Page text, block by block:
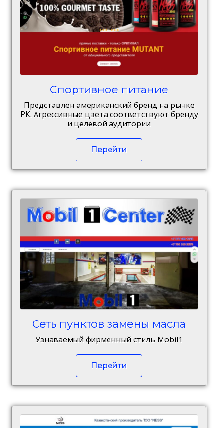
Спортивное питание
Представлен американский бренд на рынке
РК. Агрессивные цвета соответствуют бренду
и целевой аудитории
Перейти
Сеть пунктов замены масла
Узнаваемый фирменный стиль Mobil1
Перейти